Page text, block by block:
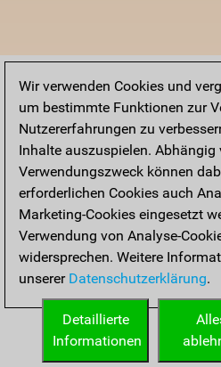
Wir verwenden Cookies und
um bestimmte Funktionen zur
Nutzererfahrungen zu
Inhalte auszuspielen. Abhängig
Verwendungszweck können
erforderlichen Cookies auch
Marketing-Cookies eingesetzt
Verwendung von Analyse-
widersprechen. Weitere
unserer Datenschutzerklärung.
Detaillierte
Informationen